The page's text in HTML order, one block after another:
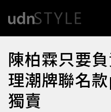
陳柏霖只要
理潮牌聯名
獨賣